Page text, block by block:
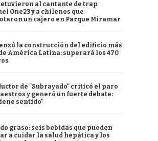
al cantante de trap
One23 y a chilenos que
un cajero en Parque Miramar
la construcción del edificio más
América Latina: superará los 470
de "Subrayado" criticó el paro
y generó un fuerte debate:
sentido"
graso: seis bebidas que pueden
a cuidar la salud hepática y los